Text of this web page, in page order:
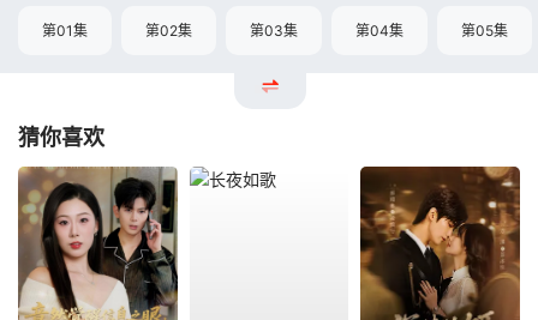
第01集 第02集 第03集 第04集 第05集
猜你喜欢